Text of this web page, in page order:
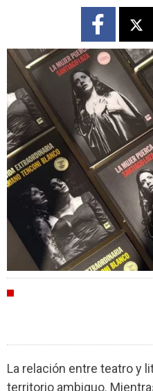
La relación entre teatro y
territorio ambiguo.